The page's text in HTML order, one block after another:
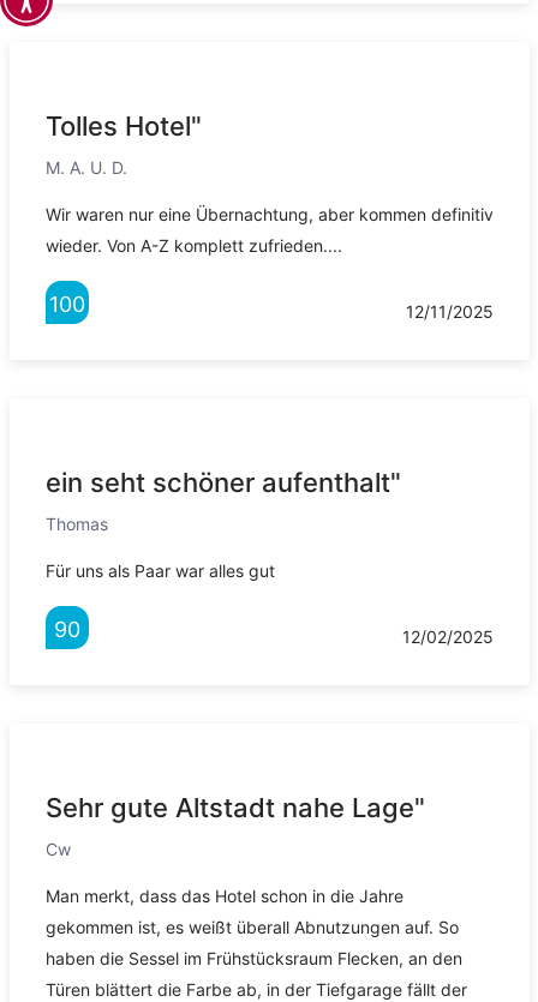
Tolles Hotel"
M. A. U. D.
Wir waren nur eine Übernachtung, aber kommen definitiv
wieder. Von A-Z komplett zufrieden....
100 12/11/2025
ein seht schöner aufenthalt"
Thomas
Für uns als Paar war alles gut
90 12/02/2025
Sehr gute Altstadt nahe Lage"
Cw
Man merkt, dass das Hotel schon in die Jahre
gekommen ist, es weißt überall Abnutzungen auf. So
haben die Sessel im Frühstücksraum Flecken, an den
Türen blättert die Farbe ab, in der Tiefgarage fällt der